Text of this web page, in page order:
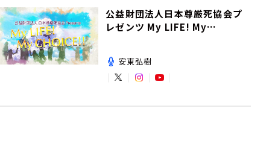
公益財団法人日本尊厳死協会プ
レゼンツ My LIFE! My
安東弘樹